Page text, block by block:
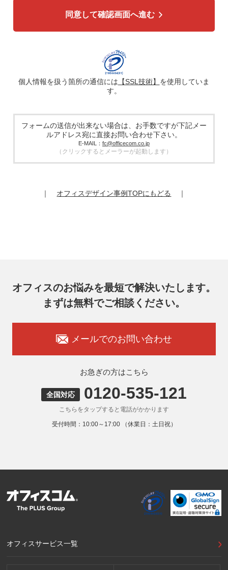
広告配信の効率化、マーケティング活動などのために、氏
を、ハッシュ化などの適切なセキュリティ対策を施した上
で、広告配信サービス提供事業者に提供する場合がありま
す。提供した個人情報は、広告配信サービス提供事業者のプ
ライバシーポリシーに基づき取り扱われます。
5. 個人情報の取り扱い業務の委託
場合があります。その際、弊社は、個人情報を適切に保護で
きる管理体制を敷き実行していることを条件として委託先を
厳選したうえで、機密保持契約を委託先と締結し、お客様の
個人情報を厳密に管理させます。
提供記録の開示を請求することができます。
7. 個人情報を提供されることの任意性
お客様がご自身の個人情報を弊社に提供されるか否かはお客
は、適切なサービスをご提供できない場合がありますのでご
弊社ウェブサイトでは、利用者が当ウェブサイトを閲覧した
状況の分析のためにCookieを利用していますが、Cookieによ
る個人情報の取得はしていません。
9. 外国にある第三者への提供
お客様の個人情報を下記海外の個人情報取扱事業者へ提供す
る場合があります。
提供先の所在国の名称：アメリカ（Google LLC）
当該外国における個人情報の保護に関する制度：APECの
外国における個人情報の保護に関する制度等の詳細は以下を
ご確認下さい。
同意して確認画面へ進む
個人情報を扱う箇所の通信には 【SSL技術】 を使用していま
す。
フォームの送信が出来ない場合は、お手数ですが下記メー
ルアドレス宛に直接お問い合わせ下さい。
E-MAIL： fc@officecom.co.jp
（クリックするとメーラーが起動します）
｜ オフィスデザイン事例TOPにもどる ｜
オフィスのお悩みを最短で解決いたします。
まずは無料でご相談ください。
メールでのお問い合わせ
お急ぎの方はこちら
全国対応 0120-535-121
こちらをタップすると電話がかかります
受付時間：10:00～17:00 （休業日：土日祝）
オフィスサービス一覧